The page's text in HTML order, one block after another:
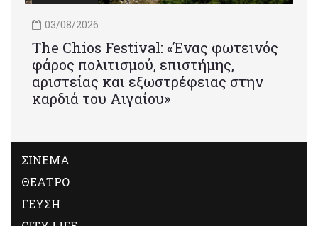
03/08/2026
Τhe Chios Festival: «Ένας φωτεινός
φάρος πολιτισμού, επιστήμης,
αριστείας και εξωστρέφειας στην
καρδιά του Αιγαίου»
ΣΙΝΕΜΑ
ΘΕΑΤΡΟ
ΓΕΥΣΗ